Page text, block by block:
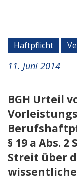
Haftpflicht
11. Juni 2014
BGH Urteil
§ 19 a Abs.
Streit über